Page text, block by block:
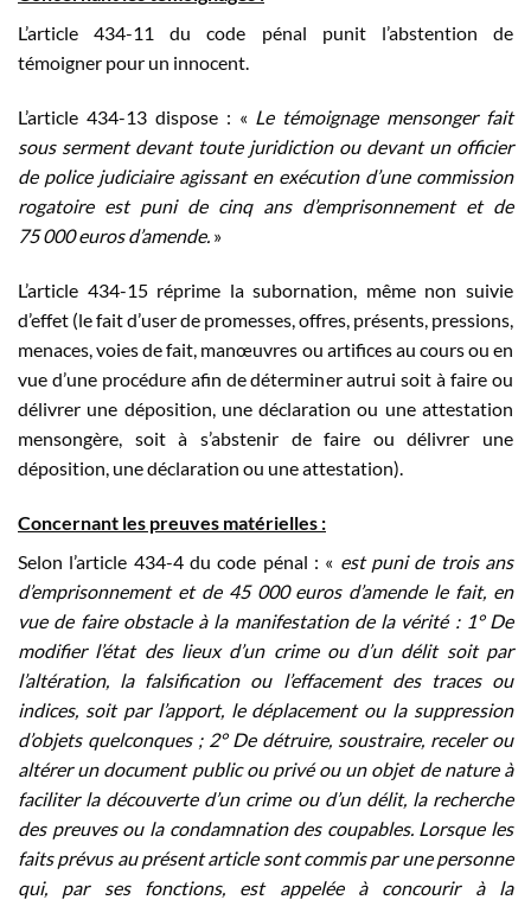
L’article 434-11 du code pénal punit l’abstention de
témoigner pour un innocent.
L’article 434-13 dispose : « Le témoignage mensonger fait
sous serment devant toute juridiction ou devant un officier
de police judiciaire agissant en exécution d’une commission
rogatoire est puni de cinq ans d’emprisonnement et de
75 000 euros d’amende. »
L’article 434-15 réprime la subornation, même non suivie
d’effet (le fait d’user de promesses, offres, présents, pressions,
menaces, voies de fait, manœuvres ou artifices au cours ou en
vue d’une procédure afin de déterminer autrui soit à faire ou
délivrer une déposition, une déclaration ou une attestation
mensongère, soit à s’abstenir de faire ou délivrer une
déposition, une déclaration ou une attestation).
Concernant les preuves matérielles :
Selon l’article 434-4 du code pénal : « est puni de trois ans
d’emprisonnement et de 45 000 euros d’amende le fait, en
vue de faire obstacle à la manifestation de la vérité : 1° De
modifier l’état des lieux d’un crime ou d’un délit soit par
l’altération, la falsification ou l’effacement des traces ou
indices, soit par l’apport, le déplacement ou la suppression
d’objets quelconques ; 2° De détruire, soustraire, receler ou
altérer un document public ou privé ou un objet de nature à
faciliter la découverte d’un crime ou d’un délit, la recherche
des preuves ou la condamnation des coupables. Lorsque les
faits prévus au présent article sont commis par une personne
qui, par ses fonctions, est appelée à concourir à la